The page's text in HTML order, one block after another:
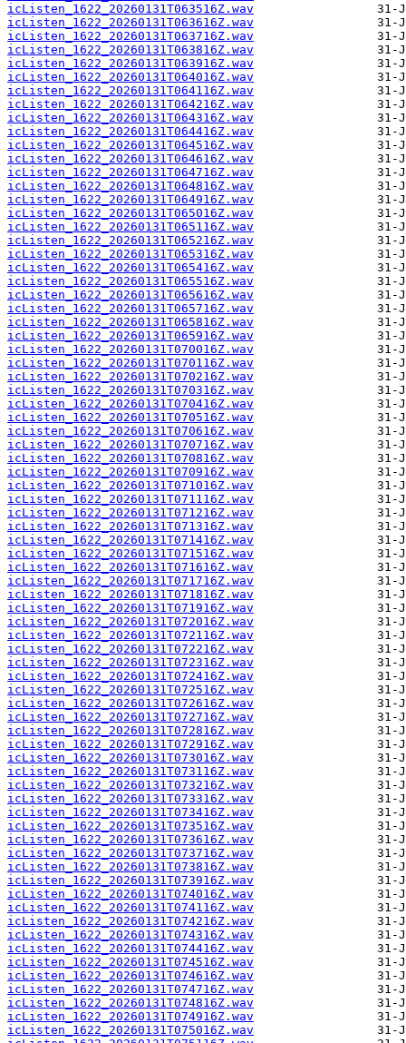
icListen_1622_20260131T063516Z.wav
icListen_1622_20260131T063616Z.wav
icListen_1622_20260131T063716Z.wav
icListen_1622_20260131T063816Z.wav
icListen_1622_20260131T063916Z.wav
icListen_1622_20260131T064016Z.wav
icListen_1622_20260131T064116Z.wav
icListen_1622_20260131T064216Z.wav
icListen_1622_20260131T064316Z.wav
icListen_1622_20260131T064416Z.wav
icListen_1622_20260131T064516Z.wav
icListen_1622_20260131T064616Z.wav
icListen_1622_20260131T064716Z.wav
icListen_1622_20260131T064816Z.wav
icListen_1622_20260131T064916Z.wav
icListen_1622_20260131T065016Z.wav
icListen_1622_20260131T065116Z.wav
icListen_1622_20260131T065216Z.wav
icListen_1622_20260131T065316Z.wav
icListen_1622_20260131T065416Z.wav
icListen_1622_20260131T065516Z.wav
icListen_1622_20260131T065616Z.wav
icListen_1622_20260131T065716Z.wav
icListen_1622_20260131T065816Z.wav
icListen_1622_20260131T065916Z.wav
icListen_1622_20260131T070016Z.wav
icListen_1622_20260131T070116Z.wav
icListen_1622_20260131T070216Z.wav
icListen_1622_20260131T070316Z.wav
icListen_1622_20260131T070416Z.wav
icListen_1622_20260131T070516Z.wav
icListen_1622_20260131T070616Z.wav
icListen_1622_20260131T070716Z.wav
icListen_1622_20260131T070816Z.wav
icListen_1622_20260131T070916Z.wav
icListen_1622_20260131T071016Z.wav
icListen_1622_20260131T071116Z.wav
icListen_1622_20260131T071216Z.wav
icListen_1622_20260131T071316Z.wav
icListen_1622_20260131T071416Z.wav
icListen_1622_20260131T071516Z.wav
icListen_1622_20260131T071616Z.wav
icListen_1622_20260131T071716Z.wav
icListen_1622_20260131T071816Z.wav
icListen_1622_20260131T071916Z.wav
icListen_1622_20260131T072016Z.wav
icListen_1622_20260131T072116Z.wav
icListen_1622_20260131T072216Z.wav
icListen_1622_20260131T072316Z.wav
icListen_1622_20260131T072416Z.wav
icListen_1622_20260131T072516Z.wav
icListen_1622_20260131T072616Z.wav
icListen_1622_20260131T072716Z.wav
icListen_1622_20260131T072816Z.wav
icListen_1622_20260131T072916Z.wav
icListen_1622_20260131T073016Z.wav
icListen_1622_20260131T073116Z.wav
icListen_1622_20260131T073216Z.wav
icListen_1622_20260131T073316Z.wav
icListen_1622_20260131T073416Z.wav
icListen_1622_20260131T073516Z.wav
icListen_1622_20260131T073616Z.wav
icListen_1622_20260131T073716Z.wav
icListen_1622_20260131T073816Z.wav
icListen_1622_20260131T073916Z.wav
icListen_1622_20260131T074016Z.wav
icListen_1622_20260131T074116Z.wav
icListen_1622_20260131T074216Z.wav
icListen_1622_20260131T074316Z.wav
icListen_1622_20260131T074416Z.wav
icListen_1622_20260131T074516Z.wav
icListen_1622_20260131T074616Z.wav
icListen_1622_20260131T074716Z.wav
icListen_1622_20260131T074816Z.wav
icListen_1622_20260131T074916Z.wav
icListen_1622_20260131T075016Z.wav